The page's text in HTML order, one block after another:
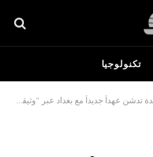
تكنولوجيا
جديداً مع بغداد عبر “وثيقة التنمية 2029”